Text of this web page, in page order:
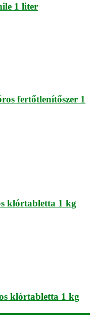
1 liter
fertőtlenítőszer 1
klórtabletta 1 kg
klórtabletta 1 kg